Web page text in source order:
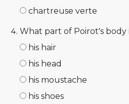
chartreuse verte
What part of Poirot's body
his hair
his head
his moustache
his shoes